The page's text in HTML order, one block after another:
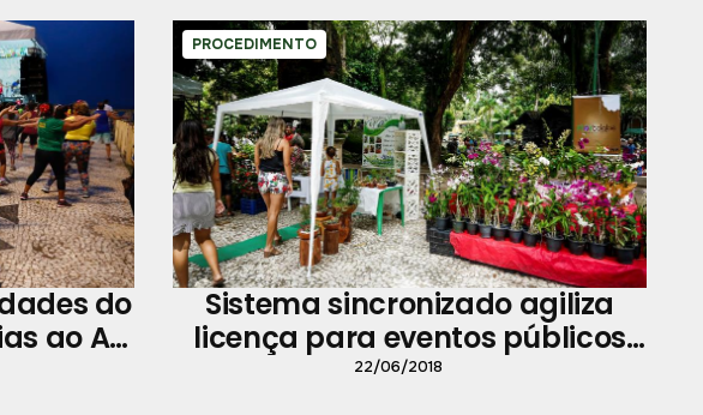
do
ao Ar
PROCEDIMENTO
Sistema sincronizado agiliza
licença para eventos públicos
em Belém
22/06/2018